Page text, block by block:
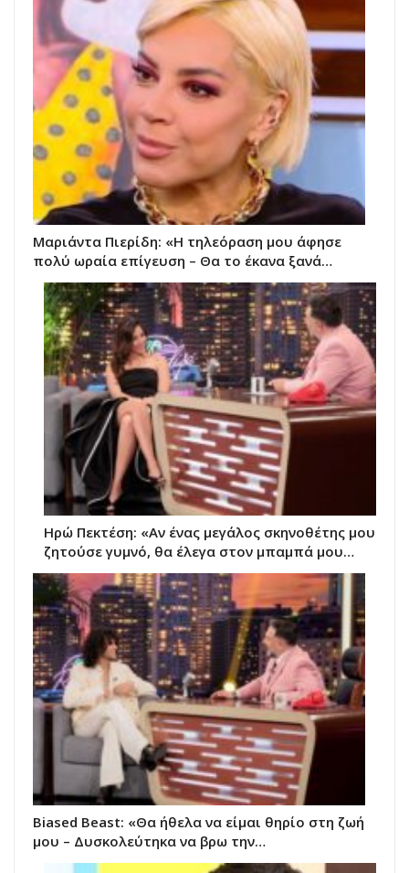
Μαριάντα Πιερίδη: «Η τηλεόραση μου άφησε
πολύ ωραία επίγευση – Θα το έκανα ξανά…
Ηρώ Πεκτέση: «Αν ένας μεγάλος σκηνοθέτης μου
ζητούσε γυμνό, θα έλεγα στον μπαμπά μου…
Biased Beast: «Θα ήθελα να είμαι θηρίο στη ζωή
μου – Δυσκολεύτηκα να βρω την…